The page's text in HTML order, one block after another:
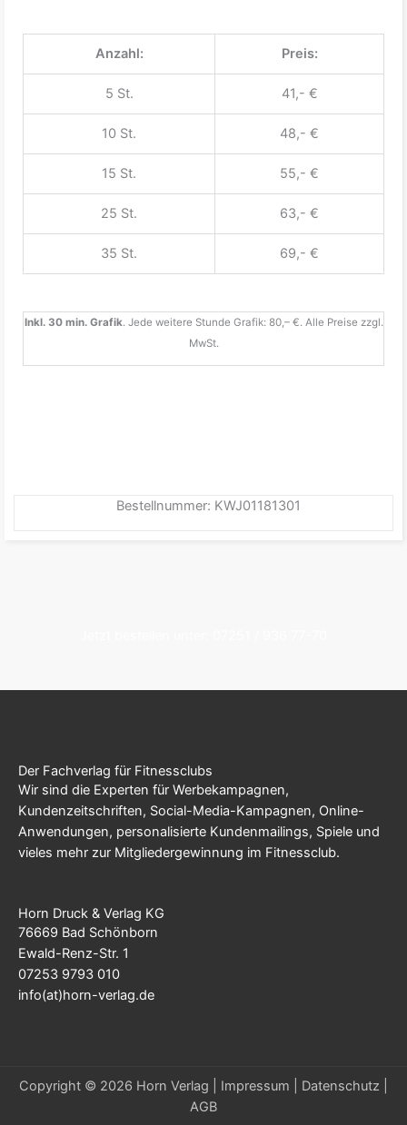
Anzahl: Preis:
5 St. 41,- €
10 St. 48,- €
15 St. 55,- €
25 St. 63,- €
35 St. 69,- €
Inkl. 30 min. Grafik. Jede weitere Stunde Grafik: 80,– €. Alle Preise zzgl.
MwSt.
Bestellnummer: KWJ01181301
Der Fachverlag für Fitnessclubs
Wir sind die Experten für Werbekampagnen,
Kundenzeitschriften, Social-Media-Kampagnen, Online-
Anwendungen, personalisierte Kundenmailings, Spiele und
vieles mehr zur Mitgliedergewinnung im Fitnessclub.
Horn Druck & Verlag KG
76669 Bad Schönborn
Ewald-Renz-Str. 1
07253 9793 010
info(at)horn-verlag.de
Copyright © 2026 Horn Verlag | Impressum Datenschutz
AGB